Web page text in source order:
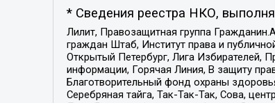
* Сведения реестра НКО,
Лилит, Правозащитная группа
граждан Штаб, Институт права и
Открытый Петербург, Лига Избирателей,
информации, Горячая Линия, В защиту
Благотворительный фонд охраны
Серебряная тайга, Так-Так-Так, Сова,